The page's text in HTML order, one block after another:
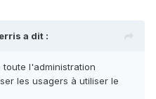
a dit :
l'administration
les usagers à utiliser le